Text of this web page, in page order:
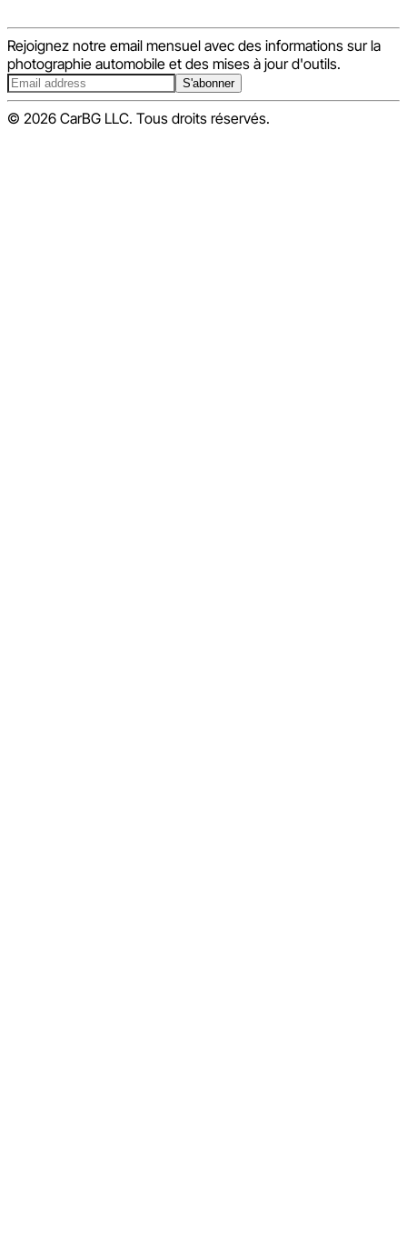
Rejoignez notre email mensuel avec des informations sur la
photographie automobile et des mises à jour d'outils.
S'abonner
© 2026 CarBG LLC. Tous droits réservés.